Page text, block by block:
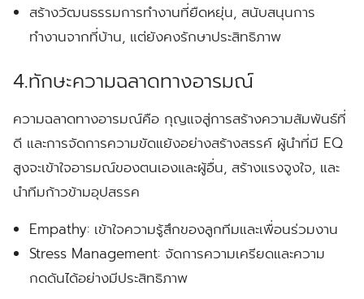
สร้างวัฒนธรรมการทำงานที่ยืดหยุ่น, สนับสนุนการ
ทำงานจากที่บ้าน, แต่ยังคงรักษาประสิทธิภาพ
4.ทักษะความฉลาดทางอารมณ์
ความฉลาดทางอารมณ์คือ กุญแจสู่การสร้างความสัมพันธ์ที่
ดี และการจัดการความขัดแย้งอย่างสร้างสรรค์ ผู้นำที่มี EQ
สูงจะเข้าใจอารมณ์ของตนเองและผู้อื่น, สร้างแรงจูงใจ, และ
นำทีมก้าวข้ามอุปสรรค
Empathy: เข้าใจความรู้สึกของลูกทีมและเพื่อนร่วมงาน
Stress Management: จัดการความเครียดและความ
กดดันได้อย่างมีประสิทธิภาพ